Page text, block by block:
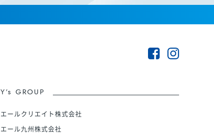
Y’s GROUP
エールクリエイト株式会社
エール九州株式会社